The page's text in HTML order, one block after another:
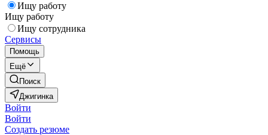
Ищу работу
Ищу работу
Ищу сотрудника
Сервисы
Помощь
Ещё
Поиск
Джигинка
Войти
Войти
Создать резюме